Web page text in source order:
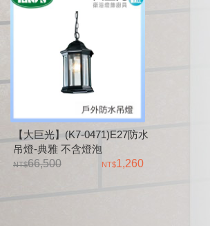
【大巨光】(K7-0471)E27防水
吊燈-典雅 不含燈泡
66,500
1,260